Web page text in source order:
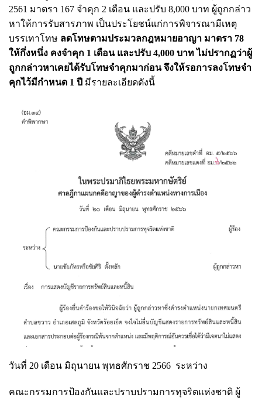
2561 มาตรา 167 จำคุก 2 เดือน และปรับ 8,000 บาท ผู้ถูกกล่าว
หาให้การรับสารภาพ เป็นประโยชน์แก่การพิจารณามีเหตุ
บรรเทาโทษ ลดโทษตามประมวลกฎหมายอาญา มาตรา 78
ให้กึ่งหนึ่ง คงจำคุก 1 เดือน และปรับ 4,000 บาท ไม่ปรากฏว่าผู้
ถูกกล่าวหาเคยได้รับโทษจำคุกมาก่อน จึงให้รอการลงโทษจำ
คุกไว้มีกำหนด 1 ปี มีรายละเอียดดังนี้
วันที่ 20 เดือน มิถุนายน พุทธศักราช 2566 ระหว่าง
คณะกรรมการป้องกันและปราบปรามการทุจริตแห่งชาติ ผู้